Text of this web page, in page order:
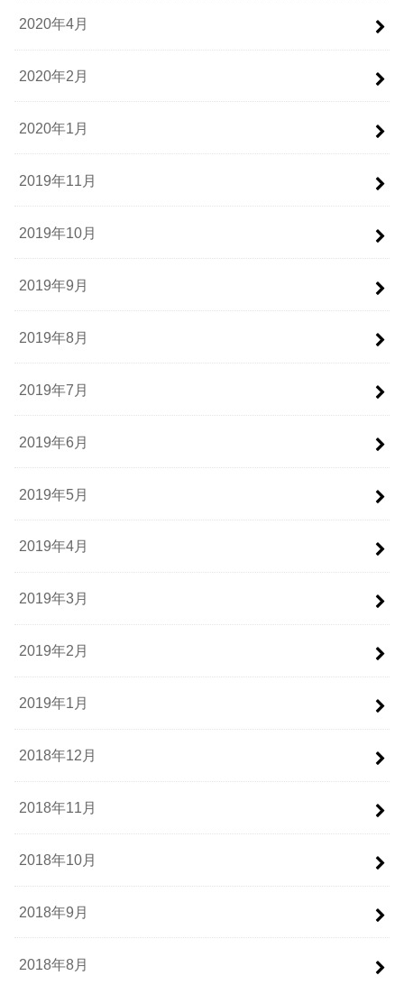
2020年4月
2020年2月
2020年1月
2019年11月
2019年10月
2019年9月
2019年8月
2019年7月
2019年6月
2019年5月
2019年4月
2019年3月
2019年2月
2019年1月
2018年12月
2018年11月
2018年10月
2018年9月
2018年8月